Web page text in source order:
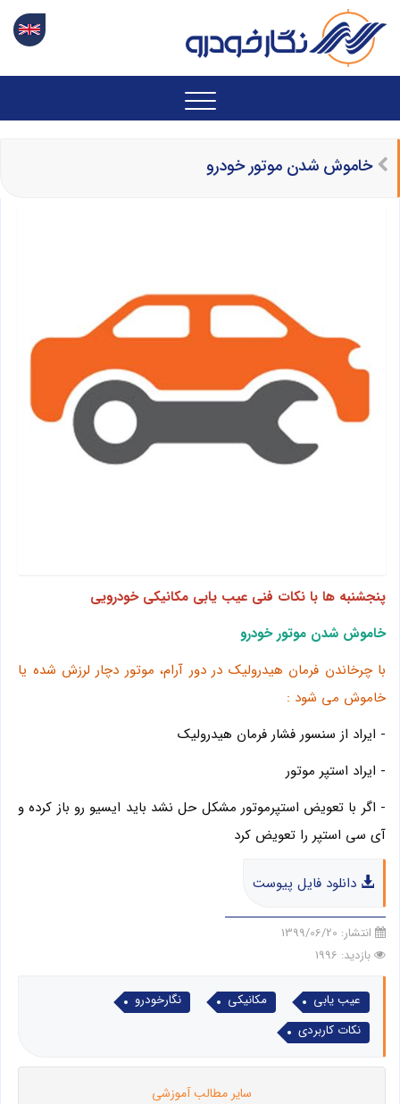
خاموش شدن موتور خودرو
پنجشنبه ها با نکات فنی عیب یابی مکانیکی خودرویی
خاموش شدن موتور خودرو
با چرخاندن فرمان هیدرولیک در دور آرام، موتور دچار لرزش شده یا
خاموش می شود :
- ایراد از سنسور فشار فرمان هیدرولیک
- ایراد استپر موتور
- اگر با تعویض استپرموتور مشکل حل نشد باید ایسیو رو باز کرده و
آی سی استپر را تعویض کرد
دانلود فایل پیوست
انتشار: 1399/06/20
بازدید: 1996
عیب یابی مکانیکی
نگارخودرو
نکات کاربردی
سایر مطالب آموزشی